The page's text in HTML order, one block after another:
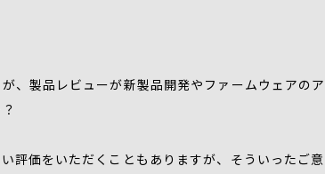
、製品レビューが新製品開発やファームウェアの
評価をいただくこともありますが、そういったご